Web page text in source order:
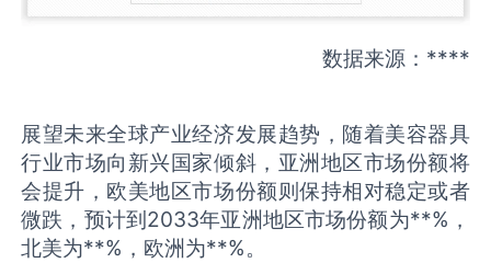
数据来源：****
展望未来全球产业经济发展趋势，随着美容器具
行业市场向新兴国家倾斜，亚洲地区市场份额将
会提升，欧美地区市场份额则保持相对稳定或者
微跌，预计到2033年亚洲地区市场份额为**%，
北美为**%，欧洲为**%。